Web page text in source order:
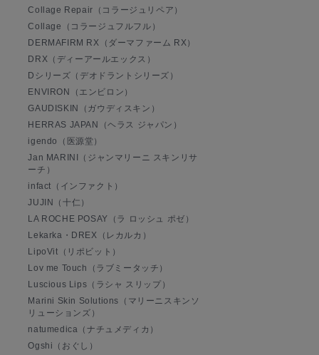
Collage Repair（コラージュリペア）
Collage（コラージュフルフル）
DERMAFIRM RX（ダーマファーム RX）
DRX（ディーアールエックス）
Dシリーズ（デオドラントシリーズ）
ENVIRON（エンビロン）
GAUDISKIN（ガウディスキン）
HERRAS JAPAN（ヘラス ジャパン）
igendo（医源堂）
Jan MARINI（ジャンマリーニ スキンリサ
ーチ）
infact（インファクト）
JUJIN（十仁）
LA ROCHE POSAY（ラ ロッシュ ポゼ）
Lekarka・DREX（レカルカ）
LipoVit（リポビット）
Lov me Touch（ラブミータッチ）
Luscious Lips（ラシャ スリップ）
Marini Skin Solutions（マリーニスキンソ
リューションズ）
natumedica（ナチュメディカ）
Ogshi（おぐし）